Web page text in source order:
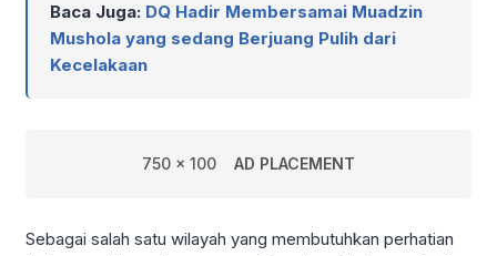
Baca Juga: DQ Hadir Membersamai Muadzin
Mushola yang sedang Berjuang Pulih dari
Kecelakaan
750 x 100 AD PLACEMENT
Sebagai salah satu wilayah yang membutuhkan perhatian